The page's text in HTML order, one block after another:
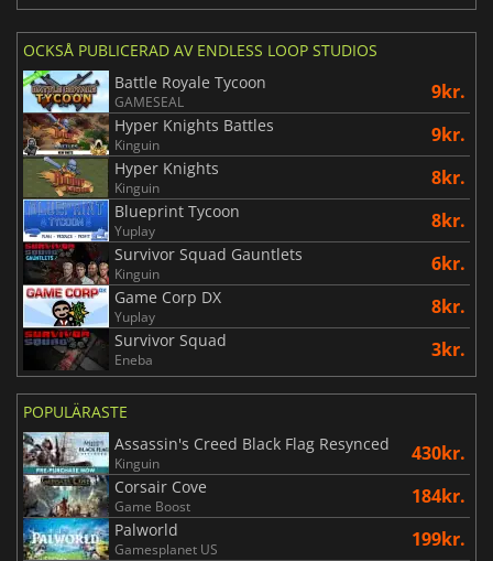
OCKSÅ PUBLICERAD AV ENDLESS LOOP STUDIOS
Battle Royale Tycoon
GAMESEAL 9kr.
Hyper Knights Battles
Kinguin 9kr.
Hyper Knights
Kinguin 8kr.
Blueprint Tycoon
Yuplay 8kr.
Survivor Squad Gauntlets
Kinguin 6kr.
Game Corp DX
Yuplay 8kr.
Survivor Squad
Eneba 3kr.
POPULÄRASTE
Assassin's Creed Black Flag Resynced
Kinguin 430kr.
Corsair Cove
Game Boost 184kr.
Palworld
Gamesplanet US 199kr.